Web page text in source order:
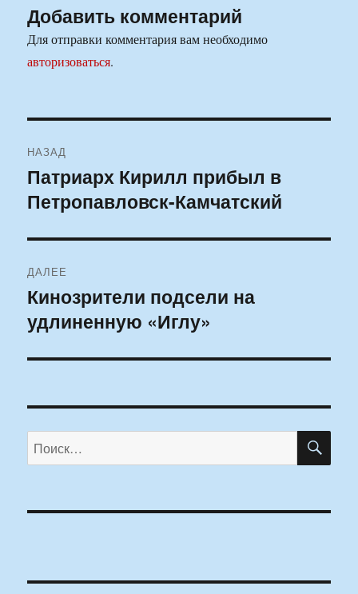
Добавить комментарий
Для отправки комментария вам необходимо
авторизоваться.
по
записям
НАЗАД
Предыдущая
запись:
Патриарх Кирилл прибыл в
Петропавловск-Камчатский
ДАЛЕЕ
Следующая
запись:
Кинозрители подсели на
удлиненную «Иглу»
Искать: